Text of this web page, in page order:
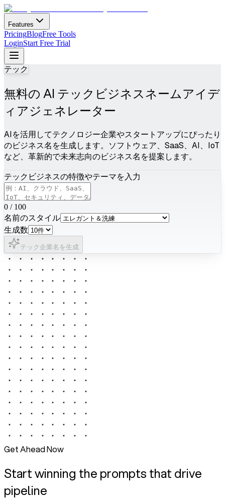
Features
PricingBlogFree Tools
LoginStart Free Trial
テック
無料の AI テックビジネスネームアイデ
ィアジェネレーター
AIを活用してテクノロジー企業やスタートアップにぴったり
のビジネス名を生成します。ソフトウェア、SaaS、AI、IoT
など、革新的で未来志向のビジネス名を提案します。
テックビジネスの特徴やテーマを入力
0 / 100
名前のスタイル
生成数
テック企業名を生成
Get Ahead Now
Start winning the prompts that drive
pipeline